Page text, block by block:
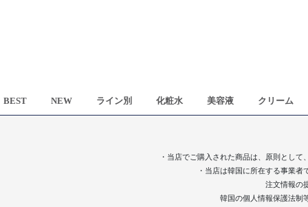
BEST NEW ライン別 化粧水 美容液 クリーム
・当店でご購入された商品は、原則とし
・当店は韓国に所在する事業
注文情報の
韓国の個人情報保護法制